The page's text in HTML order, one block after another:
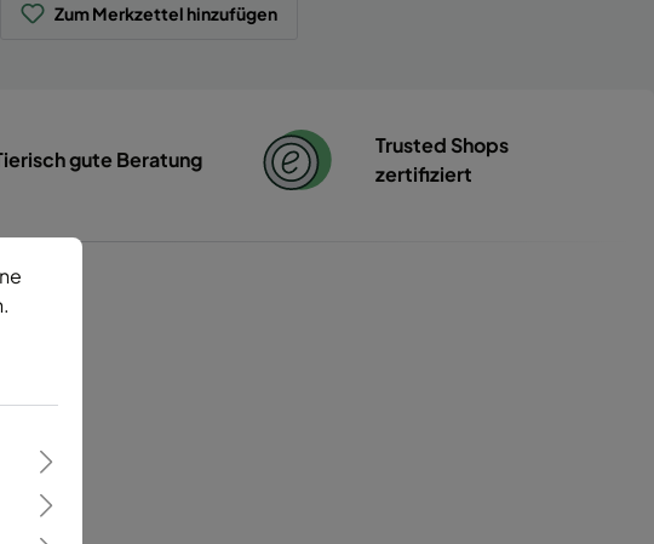
Zum Merkzettel hinzufügen
gute Beratung
Trusted Shops
zertifiziert